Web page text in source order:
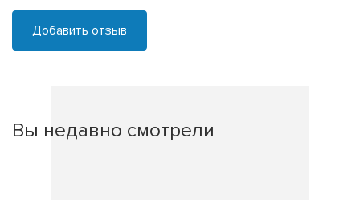
Добавить отзыв
Вы недавно смотрели